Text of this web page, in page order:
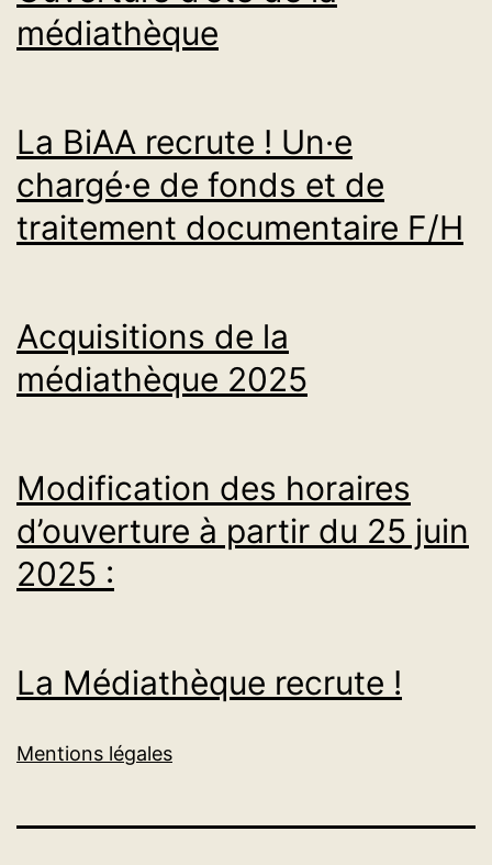
médiathèque
La BiAA recrute ! Un·e
chargé·e de fonds et de
traitement documentaire F/H
Acquisitions de la
médiathèque 2025
Modification des horaires
d’ouverture à partir du 25 juin
2025 :
La Médiathèque recrute !
Mentions légales